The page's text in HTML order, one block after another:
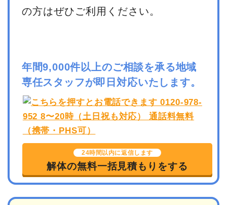
の方はぜひご利用ください。
年間9,000件以上のご相談を承る地域
専任スタッフが即日対応いたします。
24時間以内に返信します
解体の無料一括見積もりをする